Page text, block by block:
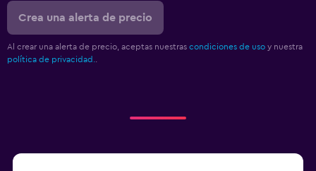
Crea una alerta de precio
Al crear una alerta de precio, aceptas nuestras condiciones de uso y nuestra
política de privacidad..